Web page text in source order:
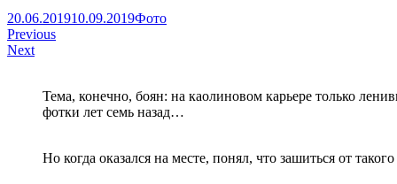
Артем
Краснов
20.06.201910.09.2019Фото
Навигация
по
Previous
Next
Тема, конечно, боян: на каолиновом карьере только
фотки лет семь назад…
Но когда оказался на месте, понял, что зашиться от